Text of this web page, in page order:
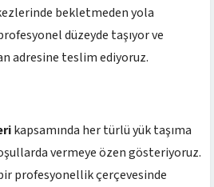
bekletmeden yola
düzeyde taşıyor ve
adresine teslim ediyoruz.
kapsamında her türlü yük taşıma
vermeye özen gösteriyoruz.
profesyonellik çerçevesinde